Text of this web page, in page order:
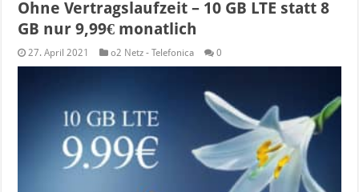
Ohne Vertragslaufzeit – 10 GB LTE statt 8
GB nur 9,99€ monatlich
27. April 2021 o2 Netz - Telefonica 0